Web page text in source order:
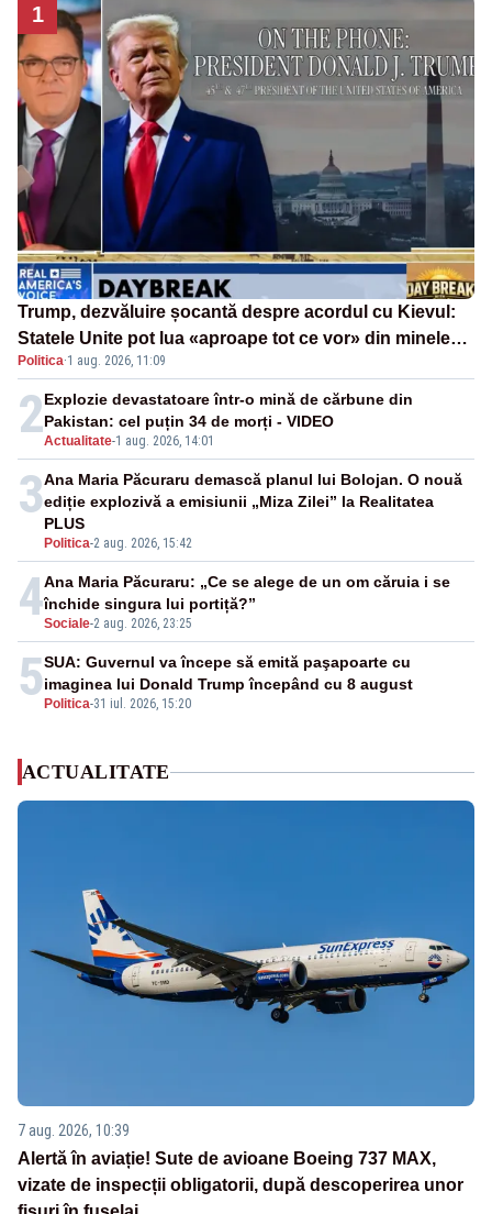
1
Trump, dezvăluire șocantă despre acordul cu Kievul:
Statele Unite pot lua «aproape tot ce vor» din minele
Ucrainei”
Politica·1 aug. 2026, 11:09
2Actualitate-1 aug. 2026, 14:01
Explozie devastatoare într-o mină de cărbune din
Pakistan: cel puțin 34 de morți - VIDEO
3
Politica-2 aug. 2026, 15:42
Ana Maria Păcuraru demască planul lui Bolojan. O nouă
ediție explozivă a emisiunii „Miza Zilei” la Realitatea
PLUS
4Sociale-2 aug. 2026, 23:25
Ana Maria Păcuraru: „Ce se alege de un om căruia i se
închide singura lui portiță?”
5 Politica-31 iul. 2026, 15:20
SUA: Guvernul va începe să emită paşapoarte cu
imaginea lui Donald Trump începând cu 8 august
ACTUALITATE
7 aug. 2026, 10:39
Alertă în aviație! Sute de avioane Boeing 737 MAX,
vizate de inspecții obligatorii, după descoperirea unor